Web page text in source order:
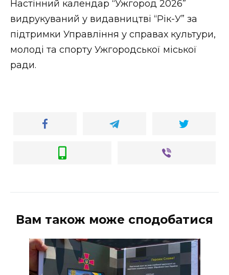
Настінний календар “Ужгород 2026”
видрукуваний у видавництві “Рік-У” за
підтримки Управління у справах культури,
молоді та спорту Ужгородської міської
ради.
Вам також може сподобатися